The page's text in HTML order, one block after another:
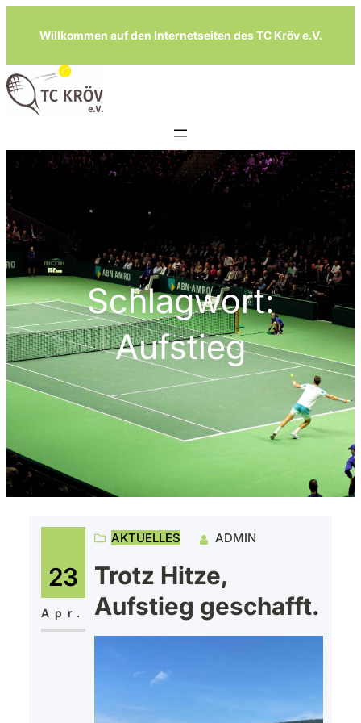
Inhalt
springen
Willkommen auf den Internetseiten des TC Kröv e.V.
Schlagwort:
Aufstieg
23
Apr.
AKTUELLES ADMIN
Trotz Hitze,
Aufstieg geschafft.